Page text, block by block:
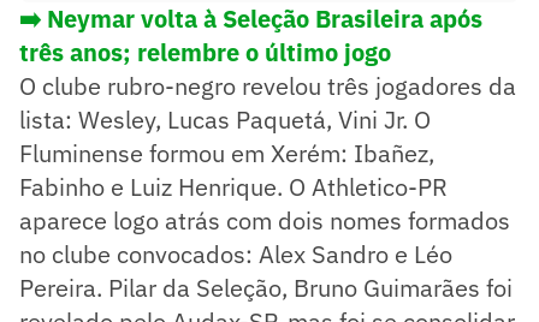
➡️ Neymar volta à Seleção Brasileira após
três anos; relembre o último jogo
O clube rubro-negro revelou três jogadores da
lista: Wesley, Lucas Paquetá, Vini Jr. O
Fluminense formou em Xerém: Ibañez,
Fabinho e Luiz Henrique. O Athletico-PR
aparece logo atrás com dois nomes formados
no clube convocados: Alex Sandro e Léo
Pereira. Pilar da Seleção, Bruno Guimarães foi